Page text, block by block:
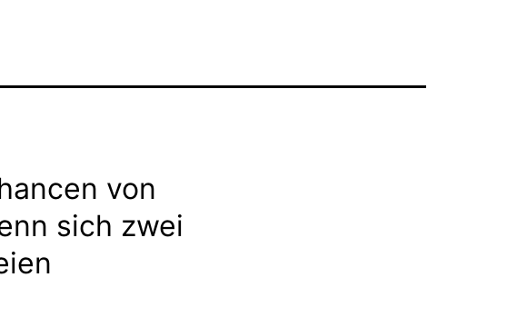
von
sich zwei